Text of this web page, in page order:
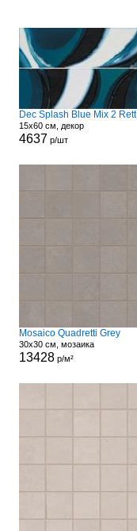
Dec Splash Blue Mix 2 Rett
15x60 см, декор
4637 р/шт
Mosaico Quadretti Grey
30x30 см, мозаика
13428р/м²